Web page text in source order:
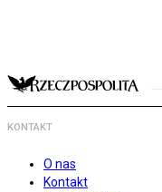
KONTAKT
O nas
Kontakt